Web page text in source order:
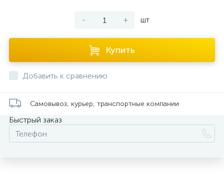
- + шт
Купить
Добавить к сравнению
Самовывоз, курьер, транспортные компании
Быстрый заказ